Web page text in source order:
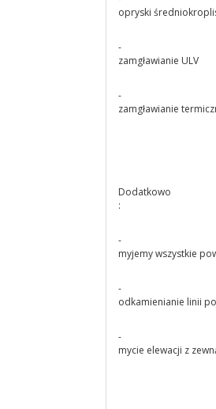
opryski
-
zamgławianie ULV
-
zamgławianie
Dodatkowo
:
-
myjemy wszystkie
-
odkamienianie linii
-
mycie elewacji z